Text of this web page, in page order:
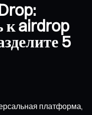
к airdrop
5
платформа,